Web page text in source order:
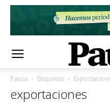
Pausa Etiquetas
exportaciones